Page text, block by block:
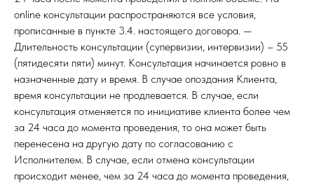
online консультации распространяются все условия,
прописанные в пункте 3.4. настоящего договора. —
Длительность консультации (супервизии, интервизии) – 55
(пятидесяти пяти) минут. Консультация начинается ровно в
назначенные дату и время. В случае опоздания Клиента,
время консультации не продлевается. В случае, если
консультация отменяется по инициативе клиента более чем
за 24 часа до момента проведения, то она может быть
перенесена на другую дату по согласованию с
Исполнителем. В случае, если отмена консультации
происходит менее, чем за 24 часа до момента проведения,